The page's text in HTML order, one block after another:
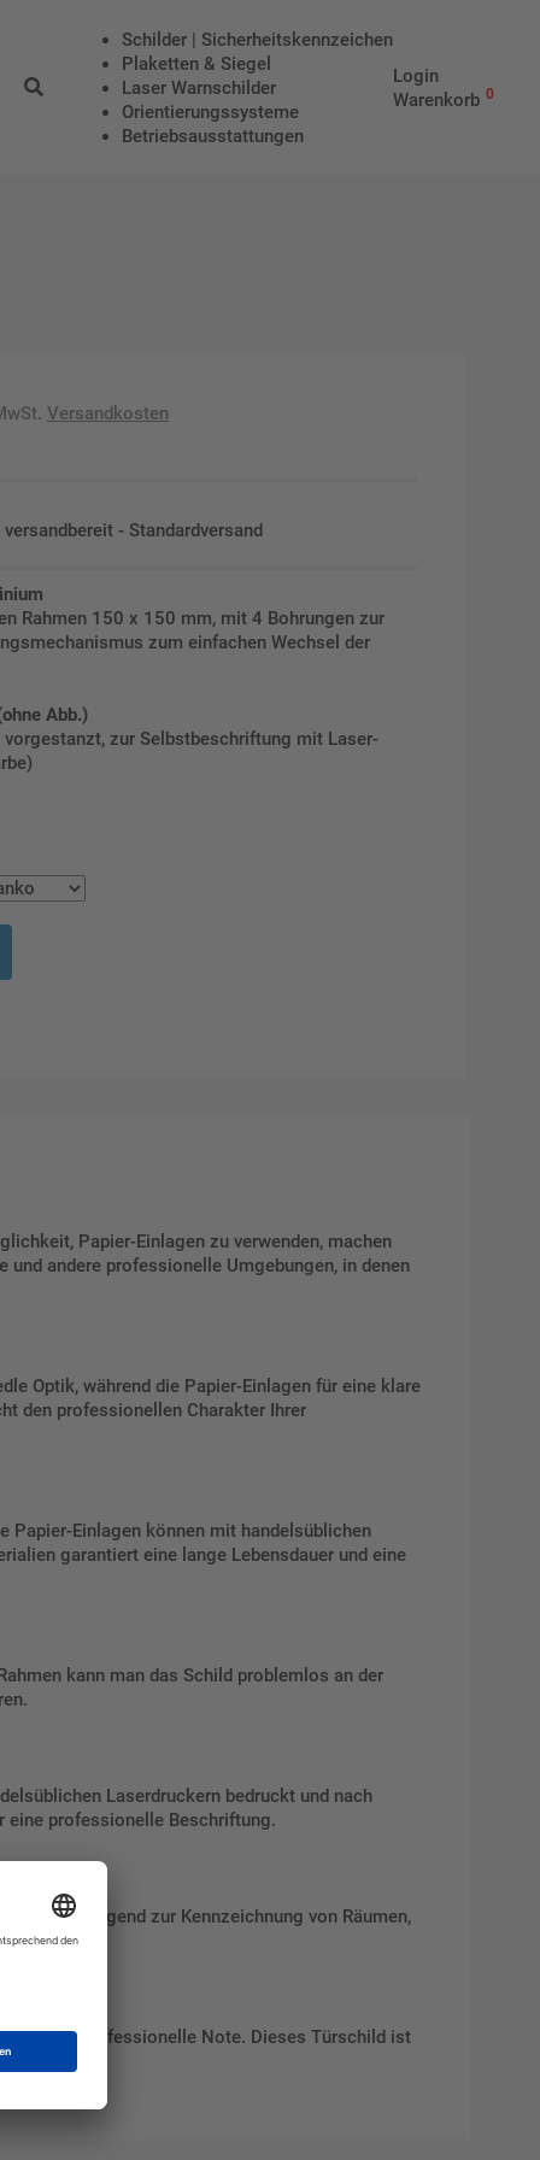
Schilder | Sicherheitskennzeichen
Plaketten & Siegel
Laser Warnschilder
Orientierungssysteme
Betriebs­aus­stattungen
Login
Warenkorb 0
Versandkosten
- Standardversand
Rahmen 150 x 150 mm, mit 4 Bohrungen zur
zum einfachen Wechsel der
Abb.)
zur Selbstbeschriftung mit Laser-
Papier-Einlagen zu verwenden, machen
andere professionelle Umgebungen, in denen
Optik, während die Papier-Einlagen für eine klare
den professionellen Charakter Ihrer
Papier-Einlagen können mit handelsüblichen
garantiert eine lange Lebensdauer und eine
kann man das Schild problemlos an der
Laserdruckern bedruckt und nach
eine professionelle Beschriftung.
hervorragend zur Kennzeichnung von Räumen,
und professionelle Note. Dieses Türschild ist